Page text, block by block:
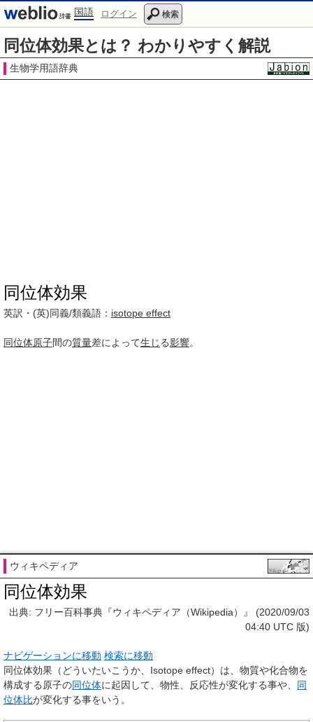
国語 ログイン 検索
同位体効果とは？ わかりやすく解説
生物学用語辞典
同位体効果
英訳・(英)同義/類義語： isotope effect
同位体原子間の質量差によって生じる影響。
ウィキペディア
同位体効果
出典: フリー百科事典『ウィキペディア（Wikipedia）』 (2020/09/03
04:40 UTC 版)
ナビゲーションに移動 検索に移動
同位体効果 （どういたいこうか、Isotope effect）は、物質や化合物を
構成する原子の同位体に起因して、物性、反応性が変化する事や、 同
位体比が変化する事をいう。